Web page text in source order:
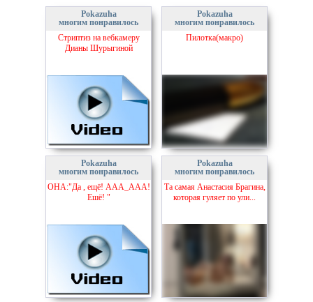
Pokazuha
многим понравилось
Стриптиз на вебкамеру
Дианы Шурыгиной
Pokazuha
многим понравилось
Пилотка(макро)
Pokazuha
многим понравилось
ОНА:"Да , ещё! ААА_ААА!
Ешё! "
Pokazuha
многим понравилось
Та самая Анастасия Брагина,
которая гуляет по ули...